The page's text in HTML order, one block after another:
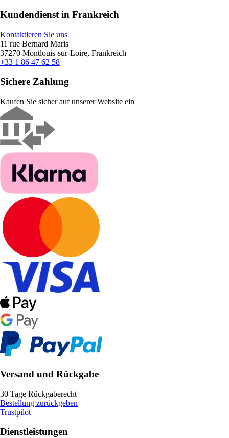
Kundendienst in Frankreich
Kontaktieren Sie uns
11 rue Bernard Maris
37270 Montlouis-sur-Loire, Frankreich
+33 1 86 47 62 58
Sichere Zahlung
Kaufen Sie sicher auf unserer Website ein
Versand und Rückgabe
30 Tage Rückgaberecht
Bestellung zurückgeben
Trustpilot
Dienstleistungen